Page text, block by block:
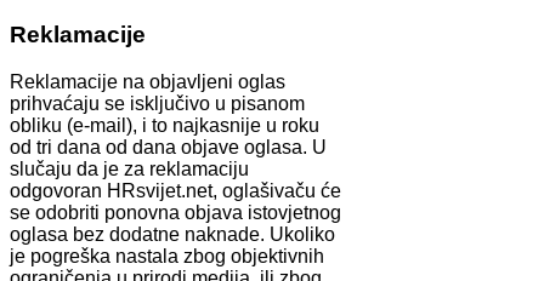
Reklamacije
Reklamacije na objavljeni oglas
prihvaćaju se isključivo u pisanom
obliku (e-mail), i to najkasnije u roku
od tri dana od dana objave oglasa. U
slučaju da je za reklamaciju
odgovoran HRsvijet.net, oglašivaču će
se odobriti ponovna objava istovjetnog
oglasa bez dodatne naknade. Ukoliko
je pogreška nastala zbog objektivnih